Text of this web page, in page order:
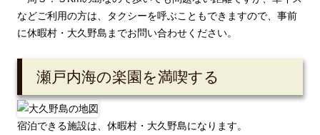
などご利用の方は、タクシーを呼ぶこともできますので、事前
に休暇村・大久野島までお問い合わせください。
瀬戸内海の楽園を満喫する
宿泊できる施設は、休暇村・大久野島になります。